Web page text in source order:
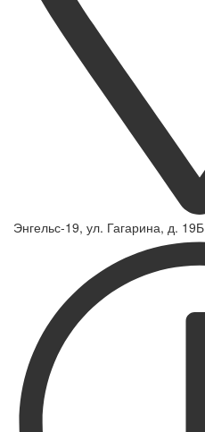
Энгельс-19, ул. Гагарина, д. 19Б